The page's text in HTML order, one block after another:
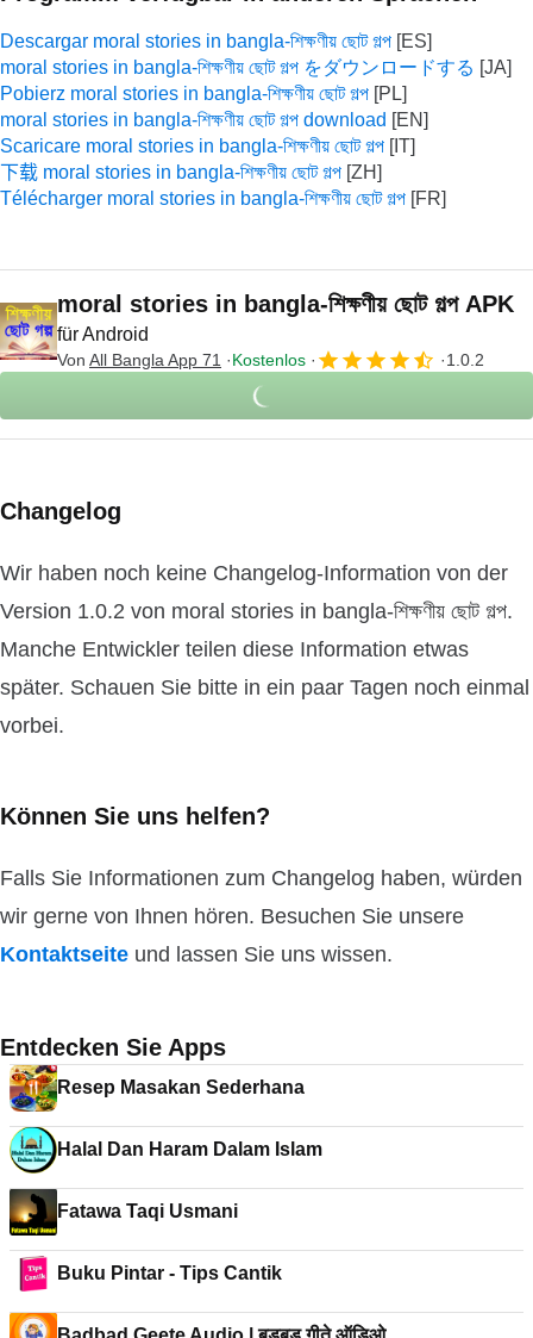
Descargar moral stories in bangla-শিক্ষণীয় ছোট গল্প
moral stories in bangla-শিক্ষণীয় ছোট গল্প をダウンロードする
Pobierz moral stories in bangla-শিক্ষণীয় ছোট গল্প
moral stories in bangla-শিক্ষণীয় ছোট গল্প download
Scaricare moral stories in bangla-শিক্ষণীয় ছোট গল্প
下载 moral stories in bangla-শিক্ষণীয় ছোট গল্প
Télécharger moral stories in bangla-শিক্ষণীয় ছোট গল্প
moral stories in bangla-শিক্ষণীয় ছোট গল্প APK
für Android
Von All Bangla App 71 Kostenlos 1.0.2
Changelog
Wir haben noch keine Changelog-Information von der
Version 1.0.2 von moral stories in bangla-শিক্ষণীয় ছোট গল্প.
Manche Entwickler teilen diese Information etwas
später. Schauen Sie bitte in ein paar Tagen noch einmal
vorbei.
Können Sie uns helfen?
Falls Sie Informationen zum Changelog haben, würden
wir gerne von Ihnen hören. Besuchen Sie unsere
Kontaktseite und lassen Sie uns wissen.
Entdecken Sie Apps
Resep Masakan Sederhana
Halal Dan Haram Dalam Islam
Fatawa Taqi Usmani
Buku Pintar - Tips Cantik